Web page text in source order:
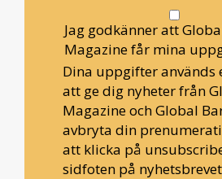
Jag godkänner att
Magazine får mina
Dina uppgifter används
att ge dig nyheter från
Magazine och Global
avbryta din
att klicka på
sidfoten på